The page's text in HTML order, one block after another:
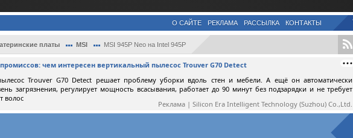
О САЙТЕ РЕКЛАМА РАССЫЛКА КОНТАКТЫ
платы MSI MSI 945P Neo на Intel 945P
чем интересен вертикальный пылесос Trouver G70 Detect
Trouver G70 Detect решает проблему уборки вдоль стен и мебели. А ещё он автоматически
загрязнения, регулирует мощность всасывания, работает до 90 минут без подзарядки и не требует
волос
Реклама | Silicon Era Intelligent Technology (Suzhou) Co.,Ltd.